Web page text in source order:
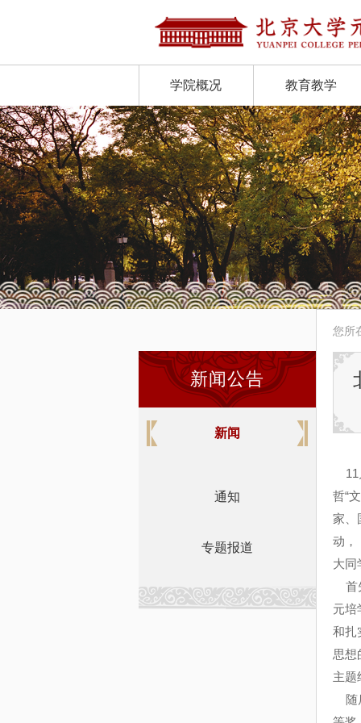
学院概况 教育教学
新闻公告
新闻
通知
专题报道
您所
11
哲“
家、
动，
大同
首
元培
和扎
思想
主题
随